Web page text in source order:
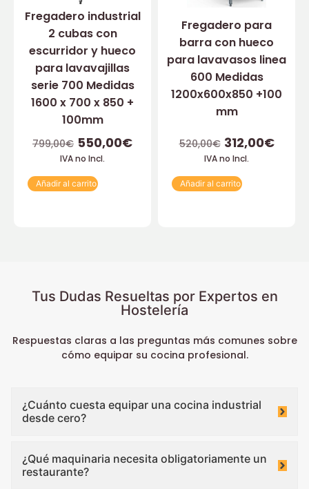
Fregadero industrial
2 cubas con
escurridor y hueco
para lavavajillas
serie 700 Medidas
1600 x 700 x 850 +
100mm
799,00€ 550,00€
IVA no Incl.
Añadir al carrito
Fregadero para
barra con hueco
para lavavasos linea
600 Medidas
1200x600x850 +100
mm
520,00€ 312,00€
IVA no Incl.
Añadir al carrito
Tus Dudas Resueltas por Expertos en
Hostelería
Respuestas claras a las preguntas más comunes sobre
cómo equipar su cocina profesional.
¿Cuánto cuesta equipar una cocina industrial
desde cero?
¿Qué maquinaria necesita obligatoriamente un
restaurante?